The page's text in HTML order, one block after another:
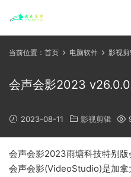
当前位置： 首页 电脑软件 影视
会声会影2023
2023-08-11 影视剪辑
会声会影2023雨塘科技特别
会声会影(VideoStudio)是加